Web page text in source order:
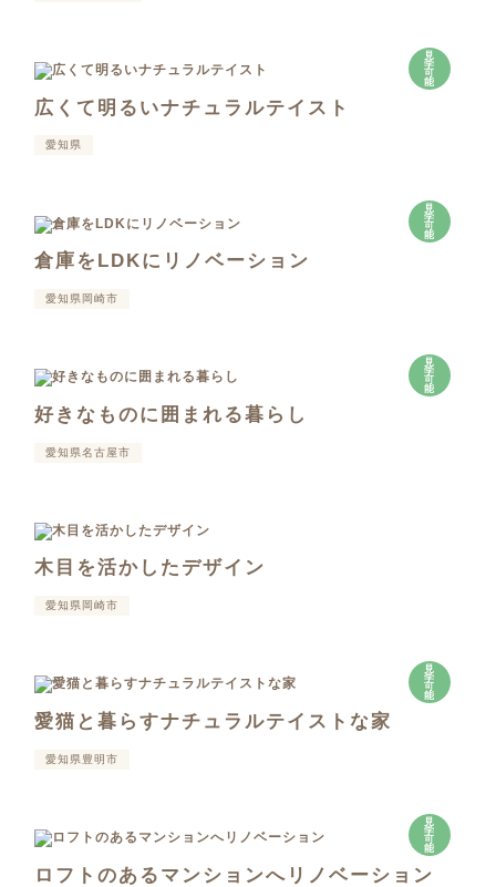
見
学
可
能
広くて明るいナチュラルテイスト
愛知県
見
学
可
能
倉庫をLDKにリノベーション
愛知県岡崎市
見
学
可
能
好きなものに囲まれる暮らし
愛知県名古屋市
木目を活かしたデザイン
愛知県岡崎市
見
学
可
能
愛猫と暮らすナチュラルテイストな家
愛知県豊明市
見
学
可
能
ロフトのあるマンションへリノベーション